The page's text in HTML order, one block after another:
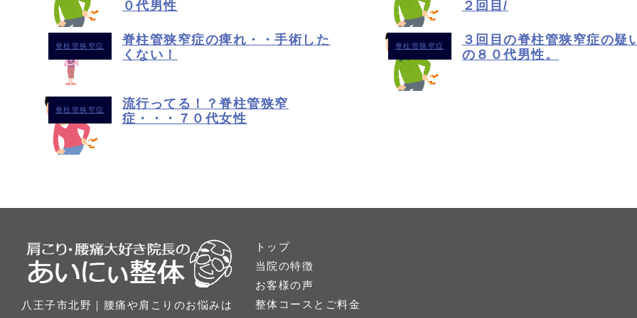
０代男性 ２回目/
脊柱管狭窄症
脊柱管狭窄症の痺れ・・手術した
くない！
脊柱管狭窄症
３回目の脊柱管狭窄症の疑
の８０代男性。
脊柱管狭窄症
流行ってる！？脊柱管狭窄
症・・・７０代女性
八王子市北野｜腰痛や肩こりのお悩みは
トップ
当院の特徴
お客様の声
整体コースとご料金